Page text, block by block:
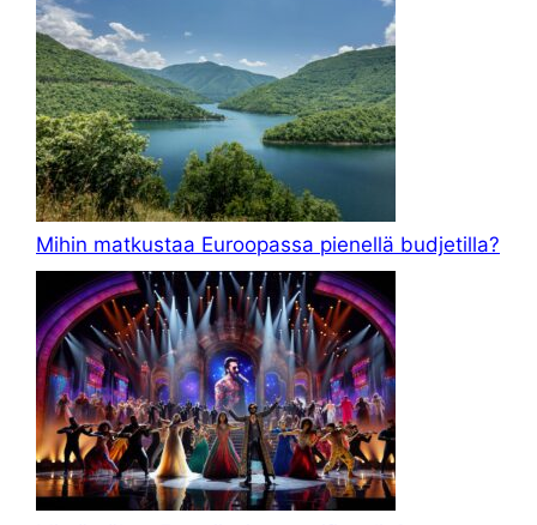
Mihin matkustaa Euroopassa pienellä budjetilla?